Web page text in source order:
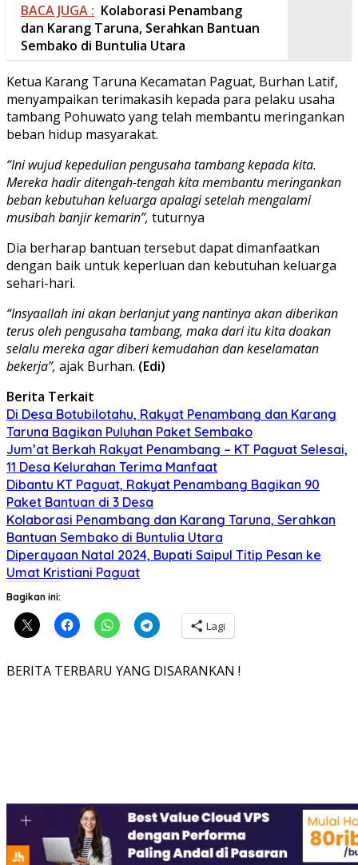
BACA JUGA : Kolaborasi Penambang
dan Karang Taruna, Serahkan Bantuan
Sembako di Buntulia Utara
Ketua Karang Taruna Kecamatan Paguat, Burhan Latif,
menyampaikan terimakasih kepada para pelaku usaha
tambang Pohuwato yang telah membantu meringankan
beban hidup masyarakat.
“Ini wujud kepedulian pengusaha tambang kepada kita.
Mereka hadir ditengah-tengah kita membantu meringankan
beban kebutuhan keluarga apalagi setelah mengalami
musibah banjir kemarin”, tuturnya
Dia berharap bantuan tersebut dapat dimanfaatkan
dengan baik untuk keperluan dan kebutuhan keluarga
sehari-hari.
“Insyaallah ini akan berlanjut yang nantinya akan diberikan
terus oleh pengusaha tambang, maka dari itu kita doakan
selalu mereka agar diberi kemudahan dan keselamatan
bekerja”, ajak Burhan. (Edi)
Berita Terkait
Di Desa Botubilotahu, Rakyat Penambang dan Karang
Taruna Bagikan Puluhan Paket Sembako
Jum’at Berkah Rakyat Penambang – KT Paguat Selesai,
11 Desa Kelurahan Terima Manfaat
Dibantu KT Paguat, Rakyat Penambang Bagikan 90
Paket Bantuan di 3 Desa
Kolaborasi Penambang dan Karang Taruna, Serahkan
Bantuan Sembako di Buntulia Utara
Diperayaan Natal 2024, Bupati Saipul Titip Pesan ke
Umat Kristiani Paguat
Bagikan ini:
Lagi
BERITA TERBARU YANG DISARANKAN !